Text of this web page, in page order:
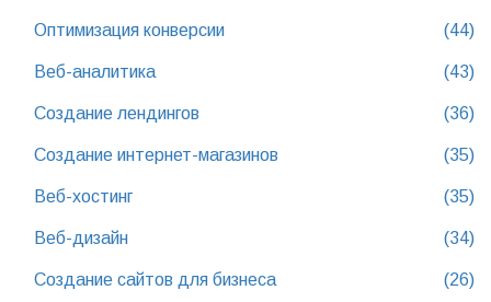
Оптимизация конверсии (44)
Веб-аналитика (43)
Создание лендингов (36)
Создание интернет-магазинов (35)
Веб-хостинг (35)
Веб-дизайн (34)
Создание сайтов для бизнеса (26)